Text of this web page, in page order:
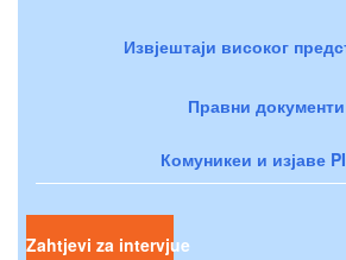
Извјештаји високог
Правни документи
Комуникеи и изјаве
Zahtjevi za intervjue